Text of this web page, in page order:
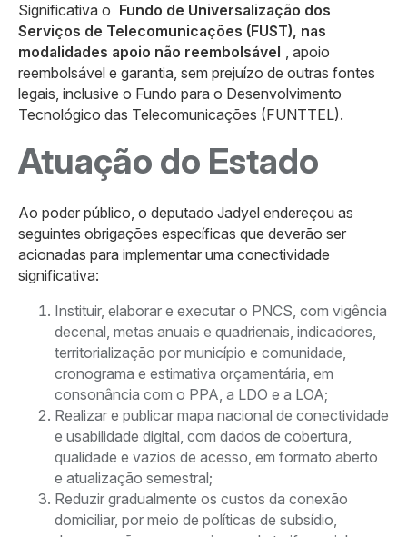
Significativa o Fundo de Universalização dos
Serviços de Telecomunicações (FUST), nas
modalidades apoio não reembolsável , apoio
reembolsável e garantia, sem prejuízo de outras fontes
legais, inclusive o Fundo para o Desenvolvimento
Tecnológico das Telecomunicações (FUNTTEL).
Atuação do Estado
Ao poder público, o deputado Jadyel endereçou as
seguintes obrigações específicas que deverão ser
acionadas para implementar uma conectividade
significativa:
Instituir, elaborar e executar o PNCS, com vigência
decenal, metas anuais e quadrienais, indicadores,
territorialização por município e comunidade,
cronograma e estimativa orçamentária, em
consonância com o PPA, a LDO e a LOA;
Realizar e publicar mapa nacional de conectividade
e usabilidade digital, com dados de cobertura,
qualidade e vazios de acesso, em formato aberto
e atualização semestral;
Reduzir gradualmente os custos da conexão
domiciliar, por meio de políticas de subsídio,